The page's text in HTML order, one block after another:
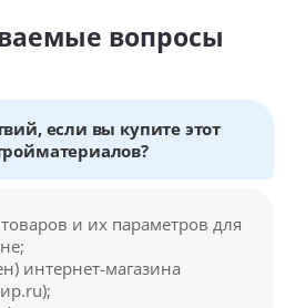
вопросы
если вы купите этот
и их параметров для
интернет-магазина